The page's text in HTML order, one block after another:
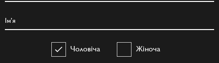
Чоловіча Жіноча